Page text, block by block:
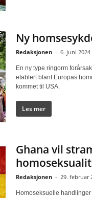
Ny
Redaksjonen - 6. juni 2024
En ny type ringorm
etablert blant Europas
kommet til USA.
Les mer
Ghana vil
Redaksjonen - 29. februar
Homoseksuelle